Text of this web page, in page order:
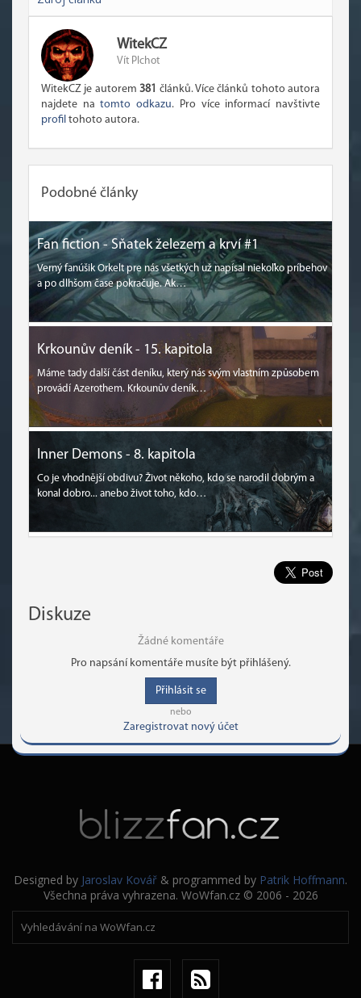
WitekCZ
Vít Plchot
WitekCZ je autorem381 článků. Více článků tohoto autora
najdete natomto odkazu. Pro více informací navštivte
profil tohoto autora.
Podobné články
Fan fiction - Sňatek železem a krví #1
Verný fanúšik Orkelt pre nás všetkých už napísal niekoľko príbehov
a po dlhšom čase pokračuje. Ak…
Krkounův deník - 15. kapitola
Máme tady další část deníku, který nás svým vlastním způsobem
provádí Azerothem. Krkounův deník…
Inner Demons - 8. kapitola
Co je vhodnější obdivu? Život někoho, kdo se narodil dobrým a
konal dobro... anebo život toho, kdo…
Diskuze
Žádné komentáře
Pro napsání komentáře musíte být přihlášený.
Přihlásit se
nebo
Zaregistrovat nový účet
Designed by Jaroslav Kovář & programmed by Patrik Hoffmann.
Všechna práva vyhrazena. WoWfan.cz © 2006 - 2026